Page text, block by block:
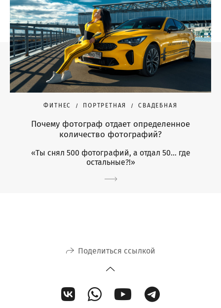
ФИТНЕС ПОРТРЕТНАЯ СВАДЕБНАЯ
Почему фотограф отдает определенное
количество фотографий?
«Ты снял 500 фотографий, а отдал 50… где
остальные?!»
Поделиться ссылкой